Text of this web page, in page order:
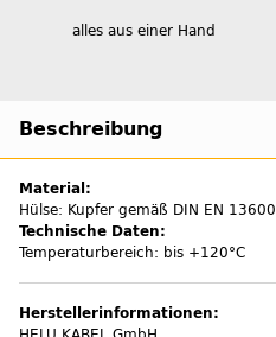
alles aus einer Hand
Beschreibung
Material:
Hülse: Kupfer gemäß DIN EN 13600
Technische Daten:
Temperaturbereich: bis +120°C
Herstellerinformationen: